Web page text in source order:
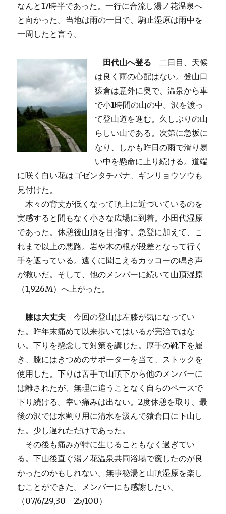
なんと17時半であった。一行に合流し湯ノ花温泉へ
と向かった。当地は雨の一日で、駒止湿原は雨中を
一周したと言う。
田代山へ登る 二日目、天候
は良く雨の心配はない。登山口
猿倉は意外に奥で、温泉から車
で小1時間の山の中。沢を渡っ
て登山道を進む。久しぶりの山
らしい山である。次第に急坂に
なり、しかも昨日の雨で滑り易
い中を懸命に上り続ける。道端
に咲く白い花はゴゼンタチバナ、ギンリョウソウも
見付けた。
木々の背丈が低くなって頂上に近づいているのを
実感すると間もなく小さな広場に到着。小田代湿原
であった。休憩後山頂を目指す。急登に加えて、こ
れまで以上の悪路。岩や木の根が段差となって行く
手を遮っている。遠くに聞こえるカッコーの鳴き声
が救いだ。そして、他のメンバーに続いて山頂湿原
（1,926M）へ上がった。
膝は大丈夫 今回の登山は左膝が気になってい
た。昨年末痛めて以来歩いてはいるが完治ではな
い。下りを懸念して対策を講じた。厚手の靴下を履
き、膝にはきつめのサポーターを当て、ストックを
使用した。下りは苦手で山頂下から他のメンバーに
は離されたが、無理に追うことなく自らのペースで
下り続ける。幸い痛みは出ない。2度休憩を取り、最
後の沢では水割り用に清水を汲んで猿倉口に下山し
た。少し遅れただけであった。
その後も痛みが特に生じることもなく過ぎてい
る。下山後直ぐ湯ノ花温泉共同浴場で癒したのが良
かったのかもしれない。無事秘湯と山頂湿原を楽し
むことができた。メンバーにも感謝したい。
（07/6/29,30 25/100）